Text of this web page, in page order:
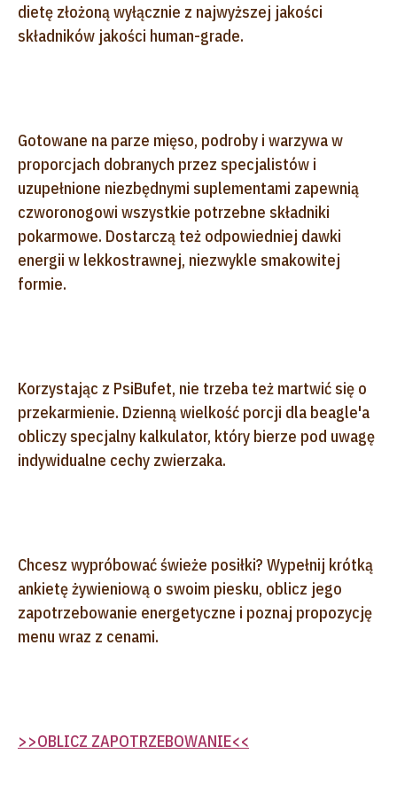
dietę złożoną wyłącznie z najwyższej jakości
składników jakości human-grade.
Gotowane na parze mięso, podroby i warzywa w
proporcjach dobranych przez specjalistów i
uzupełnione niezbędnymi suplementami zapewnią
czworonogowi wszystkie potrzebne składniki
pokarmowe. Dostarczą też odpowiedniej dawki
energii w lekkostrawnej, niezwykle smakowitej
formie.
Korzystając z PsiBufet, nie trzeba też martwić się o
przekarmienie. Dzienną wielkość porcji dla beagle'a
obliczy specjalny kalkulator, który bierze pod uwagę
indywidualne cechy zwierzaka.
Chcesz wypróbować świeże posiłki? Wypełnij krótką
ankietę żywieniową o swoim piesku, oblicz jego
zapotrzebowanie energetyczne i poznaj propozycję
menu wraz z cenami.
>>OBLICZ ZAPOTRZEBOWANIE<<